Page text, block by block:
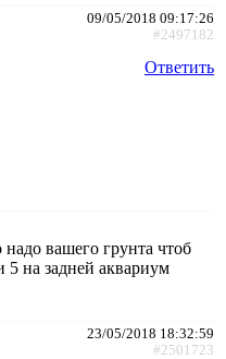
09/05/2018 09:17:26
#2497182
Ответить
вашего грунта чтоб
5 на задней аквариум
23/05/2018 18:32:59
#2501723